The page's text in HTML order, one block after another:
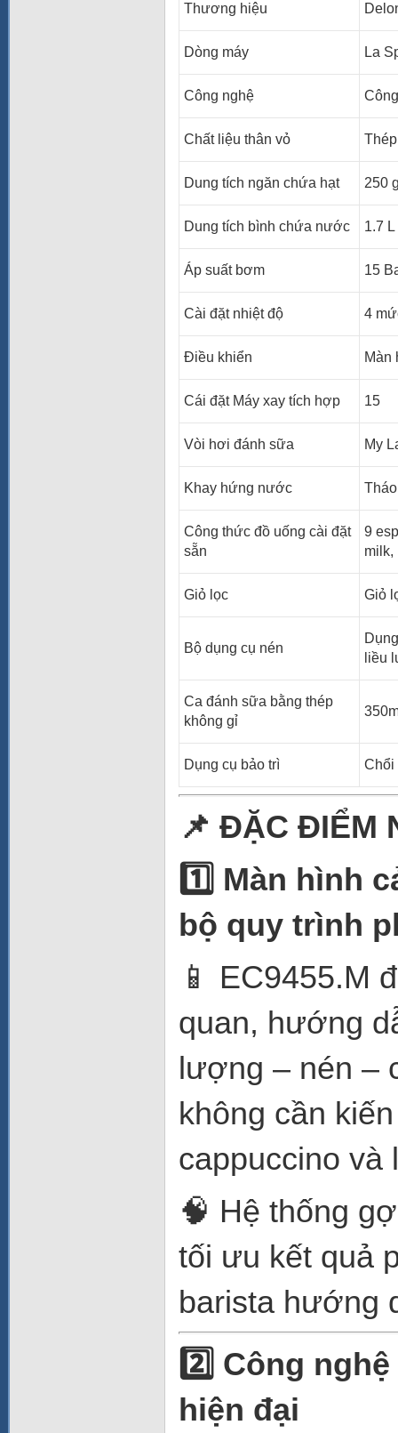
Thương hiệu
Dòng máy La
Công nghệ
Chất liệu thân vỏ
Dung tích ngăn chứa hạt 250
Dung tích bình chứa nước 1.7 L
Áp suất bơm 15
Cài đặt nhiệt độ 4
Điều khiển Màn
Cái đặt Máy xay tích hợp 15
Vòi hơi đánh sữa My
Khay hứng nước
Công thức đồ uống cài đặt
sẵn
9
milk,
Giỏ lọc Giỏ
Bộ dụng cụ nén
liều
Ca đánh sữa bằng thép
không gỉ
Dụng cụ bảo trì Chổi
📌 ĐẶC ĐIỂM
1️⃣ Màn hình
bộ quy trình
📱 EC9455.M
quan, hướng
lượng – nén –
không cần
cappuccino và
🧠 Hệ thống
tối ưu kết quả
barista hướng
2️⃣ Công
hiện đại